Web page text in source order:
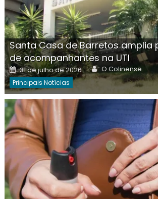
Santa Casa de Barretos amplia
de acompanhantes na UTI
Posted
on
31 de julho de 2026 Author
O Colinense
Principais Notícias